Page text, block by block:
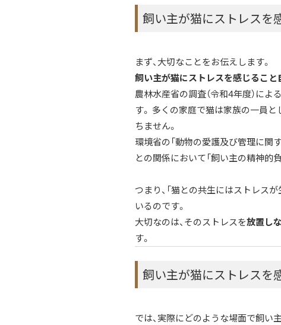
飼い主が猫にストレスを
まず、大切なことをお伝えします。
飼い主が猫にストレスを感じること
農林水産省の調査（令和4年度）に
す。 多くの家庭で猫は家族の一員
ちません。
環境省の「動物の愛護及び管理に関
との関係において「飼い主の精神的
つまり、「猫との共生にはストレス
いるのです。
大切なのは、そのストレスを放置し
す。
飼い主が猫にストレスを
では、実際にどのような場面で飼い